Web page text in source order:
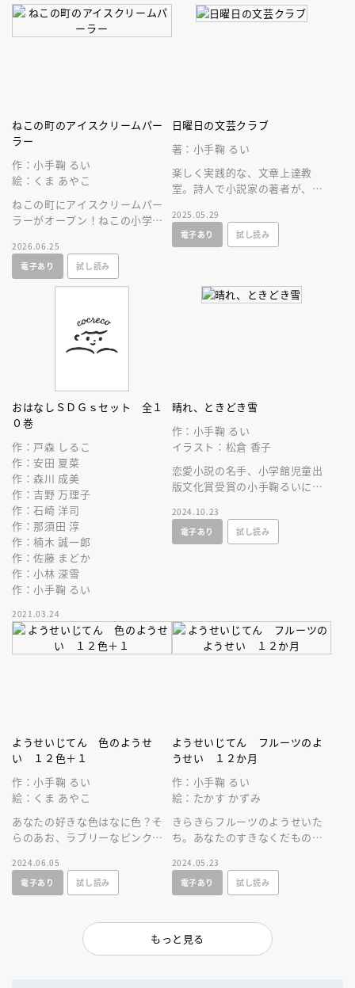
ねこの町のアイスクリームパー
ラー
作：小手鞠 るい
絵：くま あやこ
ねこの町にアイスクリームパー
ラーがオープン！ねこの小学
それぞれの理想のフレーバーを
注文するよ！
2026.06.25
電子あり
試し読み
日曜日の文芸クラブ
著：小手鞠 るい
楽しく実践的な、文章上達教
室。詩人で小説家の著者が、１
説、と階段を上るように書ける
秘訣を伝授。
2025.05.29
電子あり
試し読み
おはなしＳＤＧｓセット 全１
０巻
作：戸森 しるこ
作：安田 夏菜
作：森川 成美
作：吉野 万理子
作：石崎 洋司
作：那須田 淳
作：楠木 誠一郎
作：佐藤 まどか
作：小林 深雪
作：小手鞠 るい
2021.03.24
晴れ、ときどき雪
作：小手鞠 るい
イラスト：松倉 香子
恋愛小説の名手、小学館児童出
版文化賞受賞の小手鞠るいによ
つなさがつまった初恋物語。
2024.10.23
電子あり
試し読み
ようせいじてん 色のようせ
い １２色＋１
作：小手鞠 るい
絵：くま あやこ
あなたの好きな色はなに色？そ
らのあお、ラブリーなピンク、
ようせいたちの１２の物語。
2024.06.05
電子あり
試し読み
ようせいじてん フルーツのよ
うせい １２か月
作：小手鞠 るい
絵：たかす かずみ
きらきらフルーツのようせいた
ち。あなたのすきなくだものは
りで１年生からひとりで読め
る！
2024.05.23
電子あり
試し読み
もっと見る